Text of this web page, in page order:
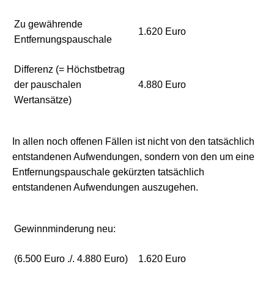
Zu gewährende
Entfernungspauschale
1.620 Euro
Differenz (= Höchstbetrag
der pauschalen
Wertansätze)
4.880 Euro
In allen noch offenen Fällen ist nicht von den tatsächlich
entstandenen Aufwendungen, sondern von den um eine
Entfernungspauschale gekürzten tatsächlich
entstandenen Aufwendungen auszugehen.
Gewinnminderung neu:
(6.500 Euro ./. 4.880 Euro) 1.620 Euro